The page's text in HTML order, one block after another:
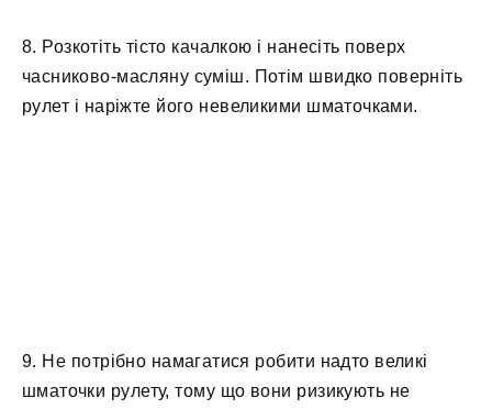
8. Розкотіть тісто качалкою і нанесіть поверх
часниково-масляну суміш. Потім швидко поверніть
рулет і наріжте його невеликими шматочками.
9. Не потрібно намагатися робити надто великі
шматочки рулету, тому що вони ризикують не